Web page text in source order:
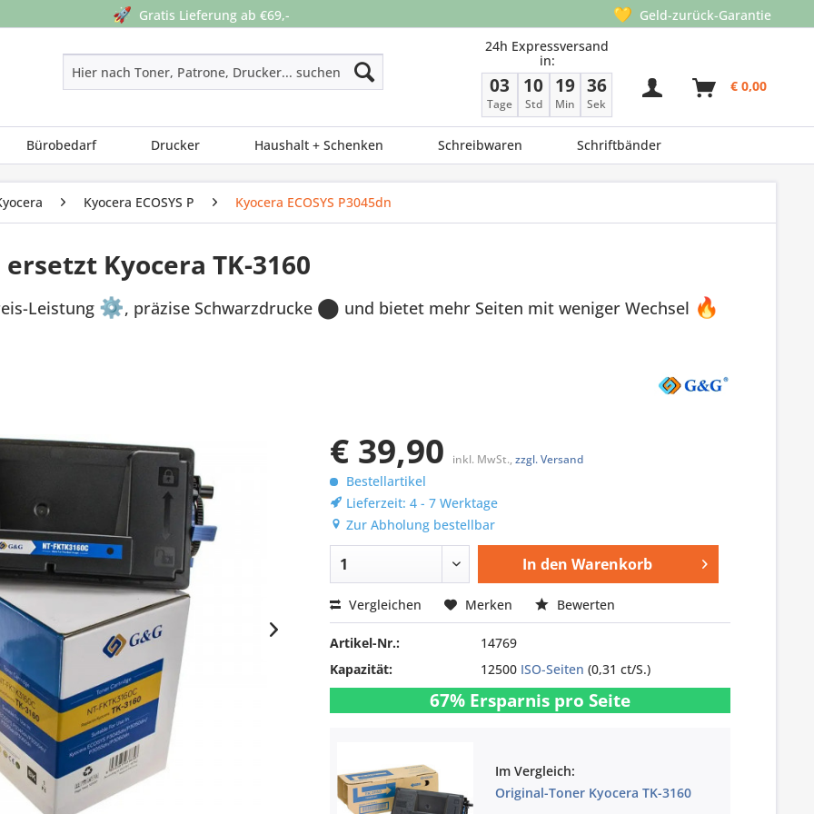
🚀 Gratis Lieferung ab €69,- 💛 Geld-zurück-Garantie
24h Expressversand
in:
03
Tage
10
Std
19
Min
35
Sek
€ 0,00
Bürobedarf Drucker Haushalt + Schenken Schreibwaren Schriftbänder
Kyocera ECOSYS P Kyocera ECOSYS P3045dn
ersetzt Kyocera TK-3160
Leistung ⚙, präzise Schwarzdrucke ⬤ und bietet mehr Seiten mit weniger Wechsel 🔥
€ 39,90 inkl. MwSt.,zzgl. Versand
Bestellartikel
Lieferzeit: 4 - 7 Werktage
Zur Abholung bestellbar
In den Warenkorb
Vergleichen Merken Bewerten
Artikel-Nr.:
14769
Kapazität:
12500 ISO-Seiten (0,31 ct/S.)
67% Ersparnis pro Seite
Im Vergleich:
Original-Toner Kyocera TK-3160